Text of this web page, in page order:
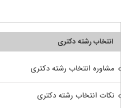
انتخاب رشته دکتری
مشاوره انتخاب رشته دکتری
نکات انتخاب رشته دکتری